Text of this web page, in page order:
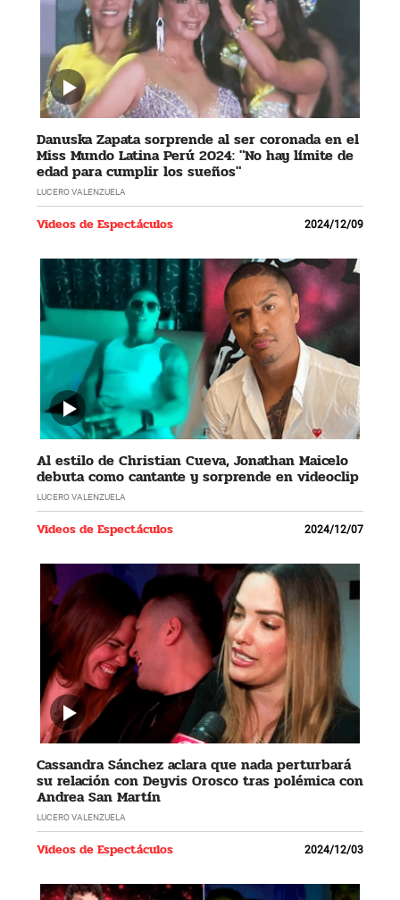
Danuska Zapata sorprende al ser coronada en el
Miss Mundo Latina Perú 2024: "No hay límite de
edad para cumplir los sueños"
LUCERO VALENZUELA
Videos de Espectáculos 2024/12/09
Al estilo de Christian Cueva, Jonathan Maicelo
debuta como cantante y sorprende en videoclip
LUCERO VALENZUELA
Videos de Espectáculos 2024/12/07
Cassandra Sánchez aclara que nada perturbará
su relación con Deyvis Orosco tras polémica con
Andrea San Martín
LUCERO VALENZUELA
Videos de Espectáculos 2024/12/03